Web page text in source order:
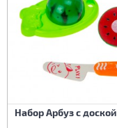
Набор Арбуз с доской